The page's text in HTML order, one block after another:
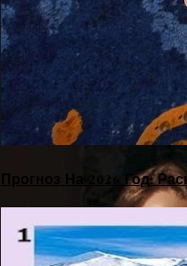
Прогноз На 2026 Год: